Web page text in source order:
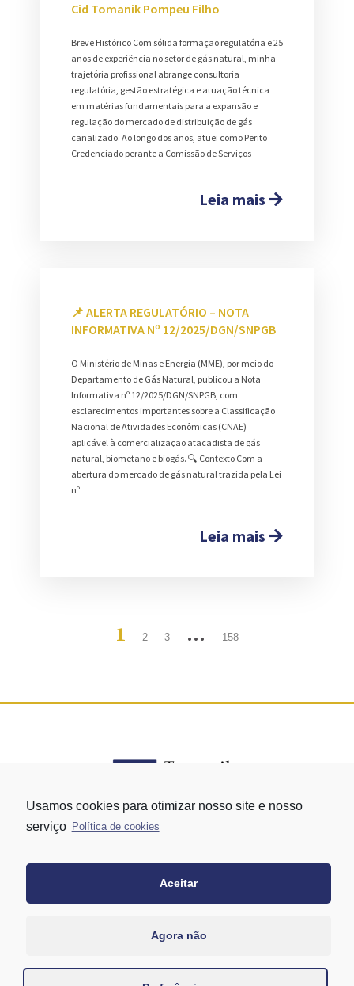
Cid Tomanik Pompeu Filho
Breve Histórico Com sólida formação regulatória e 25
anos de experiência no setor de gás natural, minha
trajetória profissional abrange consultoria
regulatória, gestão estratégica e atuação técnica
em matérias fundamentais para a expansão e
regulação do mercado de distribuição de gás
canalizado. Ao longo dos anos, atuei como Perito
Credenciado perante a Comissão de Serviços
Leia mais
📌 ALERTA REGULATÓRIO – NOTA
INFORMATIVA Nº 12/2025/DGN/SNPGB
O Ministério de Minas e Energia (MME), por meio do
Departamento de Gás Natural, publicou a Nota
Informativa nº 12/2025/DGN/SNPGB, com
esclarecimentos importantes sobre a Classificação
Nacional de Atividades Econômicas (CNAE)
aplicável à comercialização atacadista de gás
natural, biometano e biogás. 🔍 Contexto Com a
abertura do mercado de gás natural trazida pela Lei
nº
Leia mais
1 2 3 … 158
+55 11 95058-7769 (Whatsapp)
Usamos cookies para otimizar nosso site e nosso
serviço Política de cookies
Aceitar
Agora não